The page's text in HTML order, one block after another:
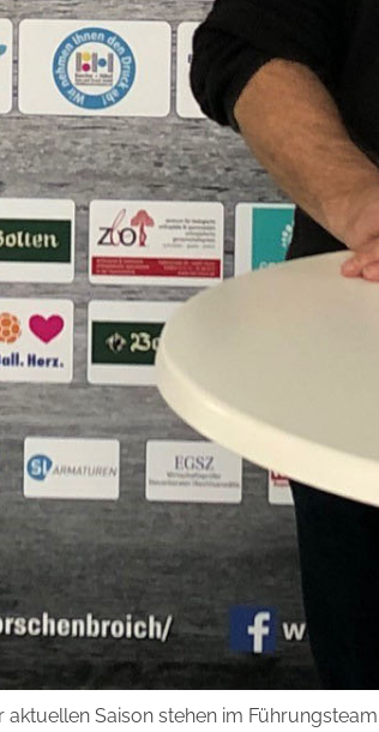
aktuellen Saison stehen im